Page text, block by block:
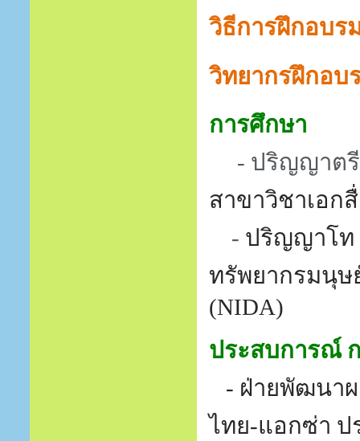
วิธีการฝึกอบร
วิทยากรฝึกอบ
การศึกษา
- ปริญญาต
สาขาวิชาเอก
- ปริญญาโ
ทรัพยากรมนุ
(NIDA)
ประสบการณ์
- ฝ่ายพัฒนาผ
ไทย-แอกซ่า